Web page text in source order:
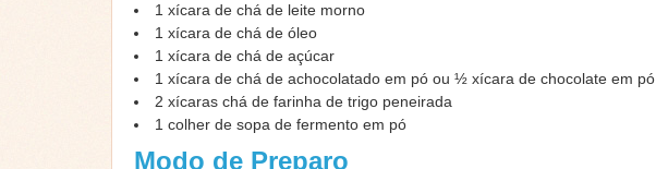
1 xícara de chá de leite morno
1 xícara de chá de óleo
1 xícara de chá de açúcar
1 xícara de chá de achocolatado em pó ou ½ xícara de chocolate em pó
2 xícaras chá de farinha de trigo peneirada
1 colher de sopa de fermento em pó
Modo de Preparo